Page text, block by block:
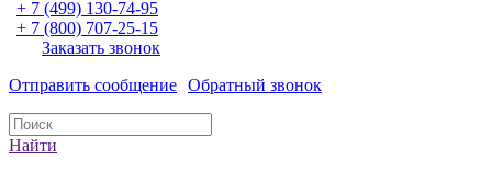
+ 7 (499) 130-74-95
+ 7 (800) 707-25-15
Заказать звонок
Отправить сообщение Обратный звонок
Найти